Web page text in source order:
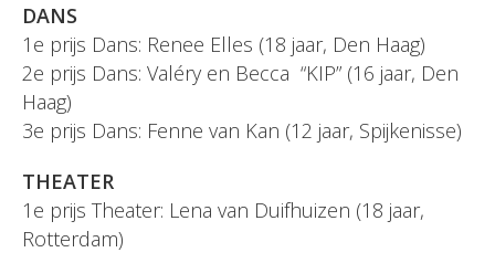
DANS
1e prijs Dans: Renee Elles (18 jaar, Den Haag)
2e prijs Dans: Valéry en Becca “KIP” (16 jaar, Den
Haag)
3e prijs Dans: Fenne van Kan (12 jaar, Spijkenisse)
THEATER
1e prijs Theater: Lena van Duifhuizen (18 jaar,
Rotterdam)